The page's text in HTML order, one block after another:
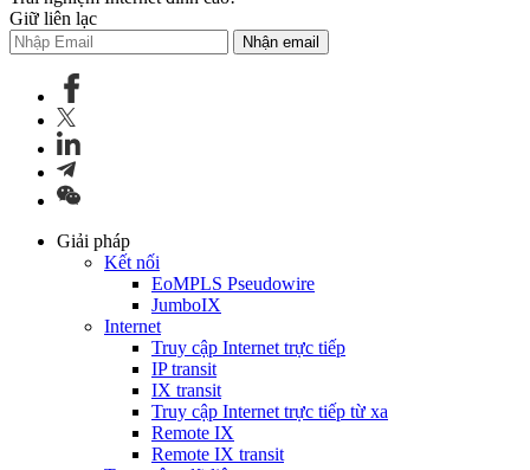
Giữ liên lạc
Nhận email
Giải pháp
Kết nối
EoMPLS Pseudowire
JumboIX
Internet
Truy cập Internet trực tiếp
IP transit
IX transit
Truy cập Internet trực tiếp từ xa
Remote IX
Remote IX transit